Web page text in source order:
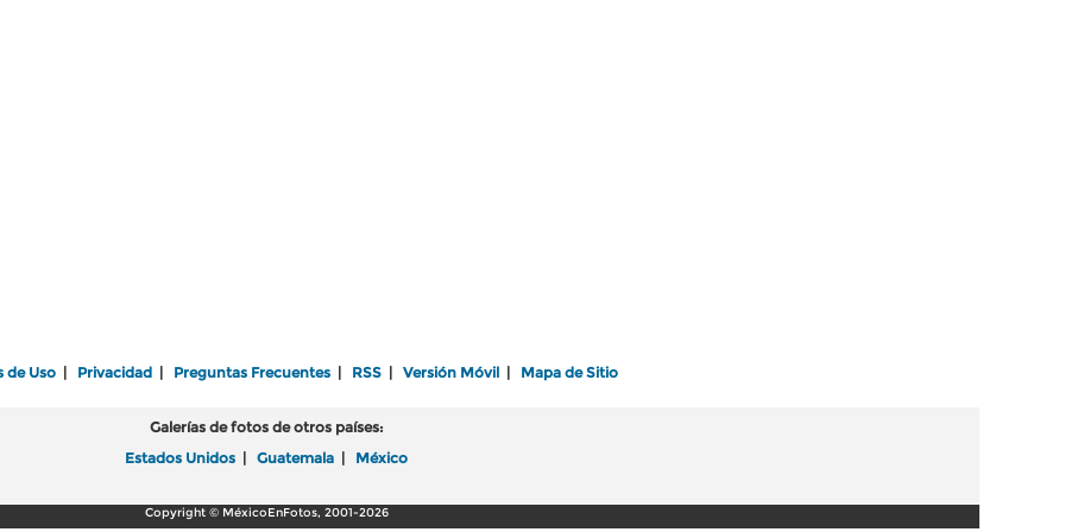
de Uso Privacidad Preguntas Frecuentes RSS Versión Móvil Mapa de Sitio
Galerías de fotos de otros países:
Estados Unidos
Guatemala México
Copyright © MéxicoEnFotos, 2001-2026